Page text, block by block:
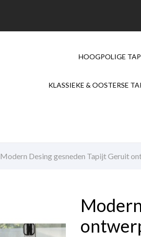
HOOGPOLIGE
KLASSIEKE & OOSTERSE
Modern Desing gesneden Tapijt Geruit